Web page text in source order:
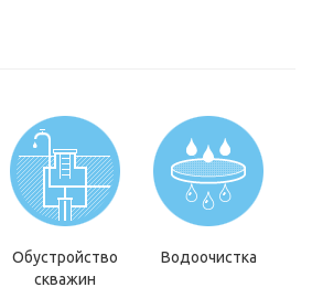
Обустройство
скважин
Водоочистка